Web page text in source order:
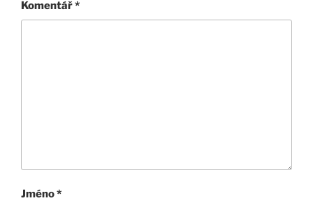
Komentář*
Jméno*